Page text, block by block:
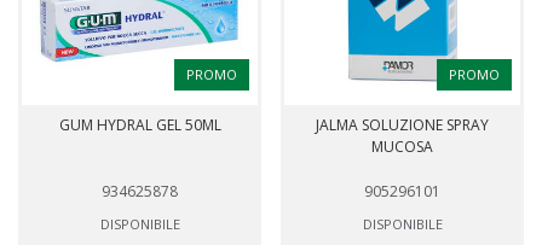
PROMO
GUM HYDRAL GEL 50ML
934625878
DISPONIBILE
PROMO
JALMA SOLUZIONE SPRAY
MUCOSA
905296101
DISPONIBILE